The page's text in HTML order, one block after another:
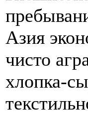
Азия
чисто
хлопка-